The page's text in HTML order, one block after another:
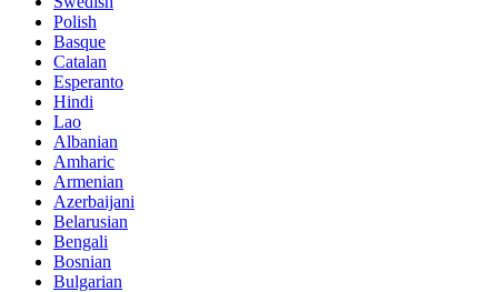
Polish
Basque
Catalan
Esperanto
Hindi
Lao
Albanian
Amharic
Armenian
Azerbaijani
Belarusian
Bengali
Bosnian
Bulgarian